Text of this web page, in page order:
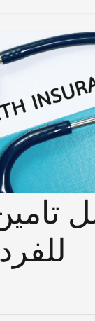
للفرد